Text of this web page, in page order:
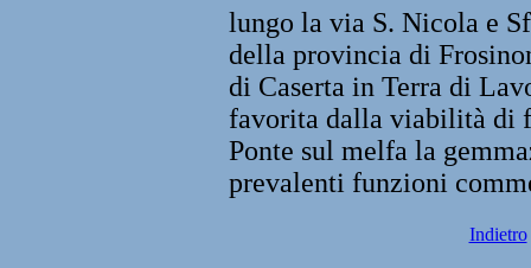
lungo la via S. Nicola e
della provincia di
di Caserta in Terra di
favorita dalla viabilità di
Ponte sul melfa la
prevalenti funzioni
Indietro